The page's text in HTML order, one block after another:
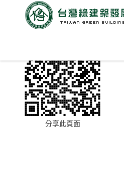
分享此頁面